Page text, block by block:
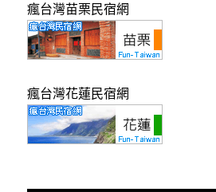
瘋台灣苗栗民宿網
瘋台灣花蓮民宿網